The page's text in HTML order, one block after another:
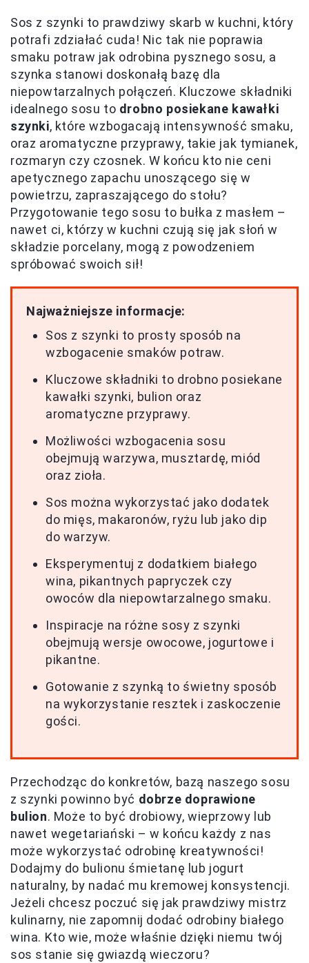
Sos z szynki to prawdziwy skarb w kuchni, który
potrafi zdziałać cuda! Nic tak nie poprawia
smaku potraw jak odrobina pysznego sosu, a
szynka stanowi doskonałą bazę dla
niepowtarzalnych połączeń. Kluczowe składniki
idealnego sosu to drobno posiekane kawałki
szynki, które wzbogacają intensywność smaku,
oraz aromatyczne przyprawy, takie jak tymianek,
rozmaryn czy czosnek. W końcu kto nie ceni
apetycznego zapachu unoszącego się w
powietrzu, zapraszającego do stołu?
Przygotowanie tego sosu to bułka z masłem –
nawet ci, którzy w kuchni czują się jak słoń w
składzie porcelany, mogą z powodzeniem
spróbować swoich sił!
Najważniejsze informacje:
Sos z szynki to prosty sposób na
wzbogacenie smaków potraw.
Kluczowe składniki to drobno posiekane
kawałki szynki, bulion oraz
aromatyczne przyprawy.
Możliwości wzbogacenia sosu
obejmują warzywa, musztardę, miód
oraz zioła.
Sos można wykorzystać jako dodatek
do mięs, makaronów, ryżu lub jako dip
do warzyw.
Eksperymentuj z dodatkiem białego
wina, pikantnych papryczek czy
owoców dla niepowtarzalnego smaku.
Inspiracje na różne sosy z szynki
obejmują wersje owocowe, jogurtowe i
pikantne.
Gotowanie z szynką to świetny sposób
na wykorzystanie resztek i zaskoczenie
gości.
Przechodząc do konkretów, bazą naszego sosu
z szynki powinno być dobrze doprawione
bulion. Może to być drobiowy, wieprzowy lub
nawet wegetariański – w końcu każdy z nas
może wykorzystać odrobinę kreatywności!
Dodajmy do bulionu śmietanę lub jogurt
naturalny, by nadać mu kremowej konsystencji.
Jeżeli chcesz poczuć się jak prawdziwy mistrz
kulinarny, nie zapomnij dodać odrobiny białego
wina. Kto wie, może właśnie dzięki niemu twój
sos stanie się gwiazdą wieczoru?